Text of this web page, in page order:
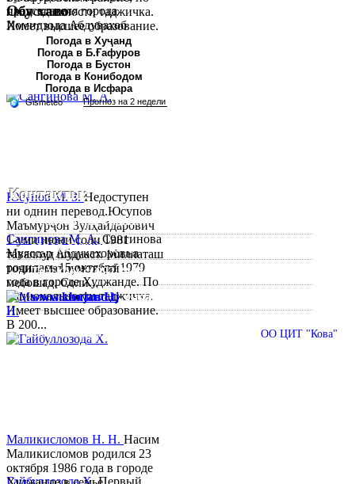
председателя города
Хомидзода Абдувахоб
Абдумаджид родился 8
июня 1978 года в городе
Худжанде. По
национальности...
Сангинова М. А.Сангинова
Муяссар Абдукахоровна
родилась 15 октября 1979
года в городе Худжанде. По
национальности таджичка.
Имеет высшее образование.
В 200...
Гайбуллозода Х.Первый
национальности таджичка.
Имеет высшее образование.
В 1997 ...
Юсупов М. З.Недоступен
ни однин перевод.Юсупов
Маъмурҷон Зулҳайдарович
1-уми июни соли 1981
таваллуд шудааст. Миллаташ
тоҷик, маълумот олӣ
мебошад. Соли...
Маликисломов Н. Н. Насим
Маликисломов родился 23
октября 1986 года в городе
Обу хаво
Погода в Хуҷанд
Погода в Б.Ғафуров
Погода в Бустон
Погода в Конибодом
Погода в Исфара
Контакты:
Республика Таджикистан, Согдийскый область,
город Худжанд, проспект Р.Набиева 39.
Тел:/Факс:992 3422 6-02-44, 992 3422 6-74-28
www.khujand.tj, e-mail:
© 2013-2018 Разработчик и техническая поддержка ОО ЦИТ "Кова"